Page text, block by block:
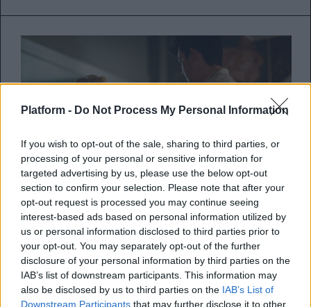
Platform - Do Not Process My Personal Information
If you wish to opt-out of the sale, sharing to third parties, or
processing of your personal or sensitive information for
targeted advertising by us, please use the below opt-out
section to confirm your selection. Please note that after your
opt-out request is processed you may continue seeing
interest-based ads based on personal information utilized by
us or personal information disclosed to third parties prior to
your opt-out. You may separately opt-out of the further
disclosure of your personal information by third parties on the
IAB’s list of downstream participants. This information may
also be disclosed by us to third parties on the IAB’s List of
Downstream Participants that may further disclose it to other
Όλα όσα θα δούμε στο Netflix
αυτόν τον Σεπτέμβριο
Σειρές, ταινίες, ντοκιμαντέρ και παιδικά